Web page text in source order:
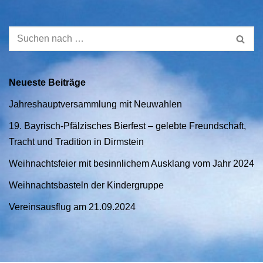
Neueste Beiträge
Jahreshauptversammlung mit Neuwahlen
19. Bayrisch-Pfälzisches Bierfest – gelebte Freundschaft,
Tracht und Tradition in Dirmstein
Weihnachtsfeier mit besinnlichem Ausklang vom Jahr 2024
Weihnachtsbasteln der Kindergruppe
Vereinsausflug am 21.09.2024